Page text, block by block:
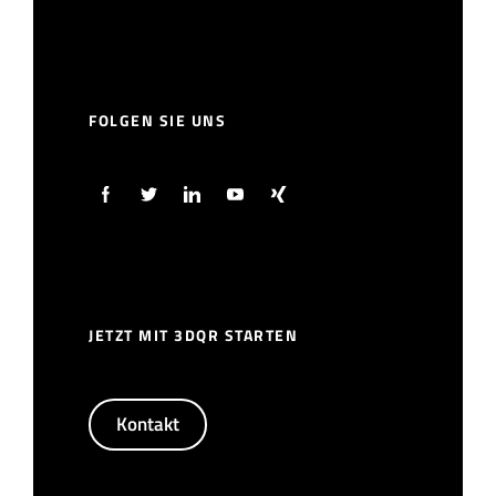
FOLGEN SIE UNS
JETZT MIT 3DQR STARTEN
Kontakt